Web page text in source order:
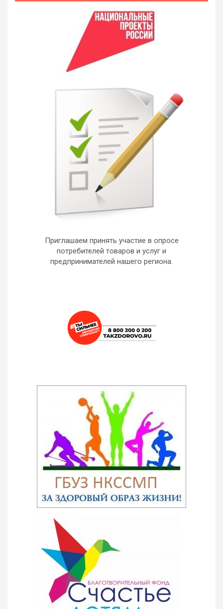
Приглашаем принять участие в опросе
потребителей товаров и услуг и
предпринимателей нашего региона.